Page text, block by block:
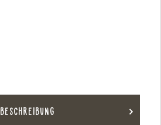
BESCHREIBUNG